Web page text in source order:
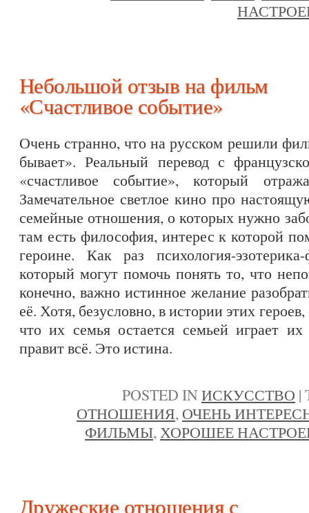
Небольшой отзыв на фильм
«Счастливое событие»
Очень странно, что на русском решили
бывает». Реальный перевод с
«счастливое событие», который
Замечательное светлое кино про
семейные отношения, о которых нужно
там есть философия, интерес к которой
героине. Как раз психология-
который могут помочь понять то, что
конечно, важно истинное желание
её. Хотя, безусловно, в истории этих
что их семья остается семьей играет
правит всё. Это истина.
POSTED INИСКУССТВО |
ОТНОШЕНИЯ, ОЧЕНЬ
ФИЛЬМЫ,ХОРОШЕЕ
Дружеские отношения с